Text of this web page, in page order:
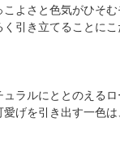
よさと色気がひそむ
引き立てることに
ラルにととのえるロ
げを引き出す一色は